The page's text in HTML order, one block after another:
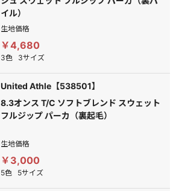
イル）
生地価格
￥4,680
3色 3サイズ
United Athle【538501】
8.3オンス T/C ソフトブレンド スウェット
フルジップ パーカ（裏起毛）
生地価格
￥3,000
5色 5サイズ